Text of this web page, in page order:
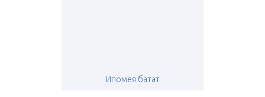
Ипомея батат